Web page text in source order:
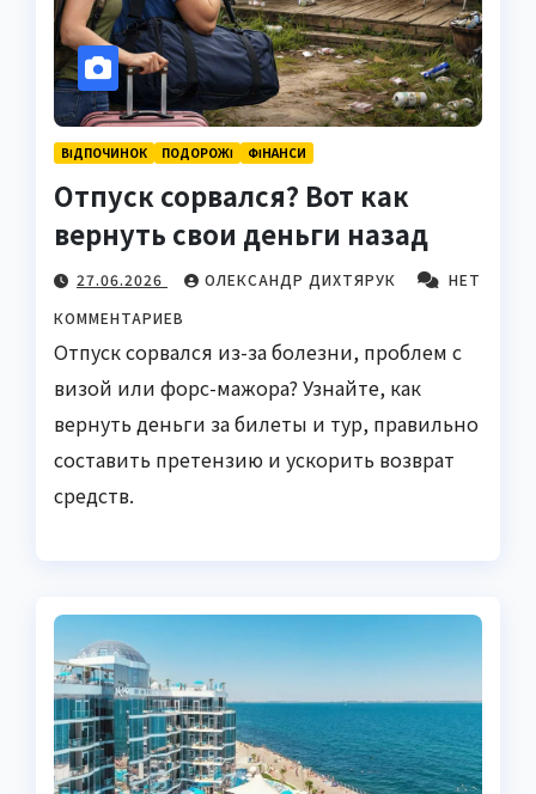
ВІДПОЧИНОК ПОДОРОЖІ ФІНАНСИ
Отпуск сорвался? Вот как
вернуть свои деньги назад
27.06.2026 ОЛЕКСАНДР ДИХТЯРУК
НЕТ
КОММЕНТАРИЕВ
Отпуск сорвался из-за болезни, проблем с
визой или форс-мажора? Узнайте, как
вернуть деньги за билеты и тур, правильно
составить претензию и ускорить возврат
средств.